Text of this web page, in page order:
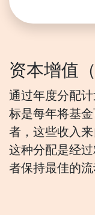
资本增值
通过年度分配
标是每年将基
者，这些收入来
这种分配是经
者保持最佳的流